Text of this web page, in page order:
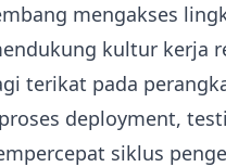
mengakses
kultur kerja
terikat pada
deployment,
siklus